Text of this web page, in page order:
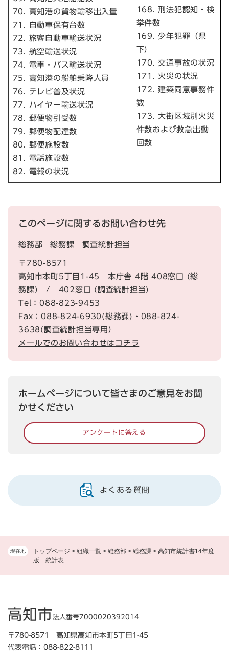
現在地 トップページ > 組織一覧 > 総務部 > 総務課 > 高知市統計書14年度
版 統計表
168. 刑法犯認知・検
挙件数
169. 少年犯罪（県
下）
170. 交通事故の状況
171. 火災の状況
172. 建築同意事務件
数
173. 大街区域別火災
件数および救急出動
回数
70. 高知港の貨物輸移出入量
71. 自動車保有台数
72. 旅客自動車輸送状況
73. 航空輸送状況
74. 電車・バス輸送状況
75. 高知港の船舶乗降人員
76. テレビ普及状況
77. ハイヤー輸送状況
78. 郵便物引受数
79. 郵便物配達数
80. 郵便施設数
81. 電話施設数
82. 電報の状況
このページに関するお問い合わせ先
総務部 総務課 調査統計担当
〒780-8571
高知市本町5丁目1-45 本庁舎 4階 408窓口 (総
務課) / 402窓口 (調査統計担当)
Tel：088-823-9453
Fax：088-824-6930(総務課)・088-824-
3638(調査統計担当専用）
メールでのお問い合わせはコチラ
ホームページについて皆さまのご意見をお聞
かせください
アンケートに答える
よくある質問
高知市法人番号7000020392014
〒780-8571 高知県高知市本町5丁目1-45
代表電話：088-822-8111